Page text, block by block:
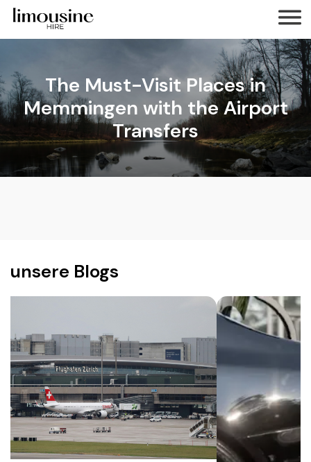
The Must-Visit Places in
Memmingen with the Airport
Transfers
unsere Blogs